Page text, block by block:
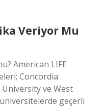
Veriyor Mu
American LIFE
Concordia
ve West
geçerli